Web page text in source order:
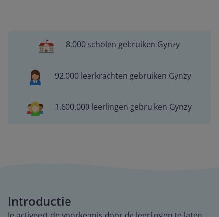
8.000 scholen gebruiken Gynzy
92.000 leerkrachten gebruiken Gynzy
1.600.000 leerlingen gebruiken Gynzy
Introductie